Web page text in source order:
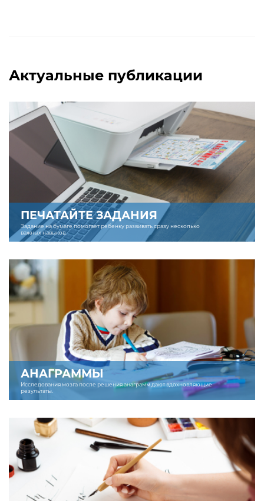
Актуальные публикации
ПЕЧАТАЙТЕ ЗАДАНИЯ
Задание на бумаге помогает ребенку развивать сразу несколько
важных навыков.
АНАГРАММЫ
Исследования мозга после решения анаграмм дают вдохновляющие
результаты.